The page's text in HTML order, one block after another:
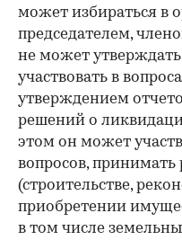
может избираться в
председателем,
не может
участвовать в
утверждением
решений о
этом он может
вопросов,
(строительстве,
приобретении
в том числе